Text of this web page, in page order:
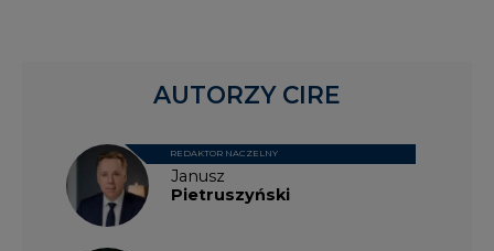
Janusz
Pietruszyński
REDAKTOR NACZELNY
AUTORZY CIRE